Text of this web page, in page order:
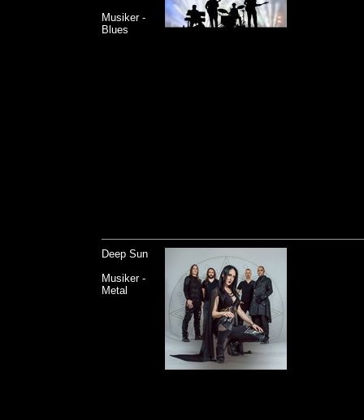
Musiker -
Blues
Deep Sun
Musiker -
Metal